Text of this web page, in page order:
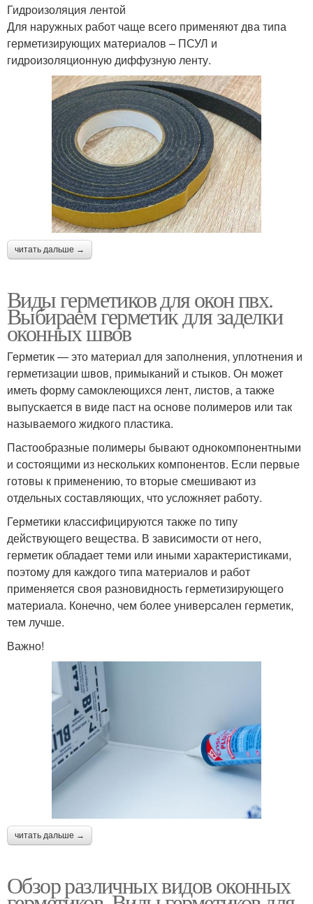
Гидроизоляция лентой
Для наружных работ чаще всего применяют два типа
герметизирующих материалов – ПСУЛ и
гидроизоляционную диффузную ленту.
читать дальше →
Виды герметиков для окон пвх.
Выбираем герметик для заделки
оконных швов
Герметик — это материал для заполнения, уплотнения и
герметизации швов, примыканий и стыков. Он может
иметь форму самоклеющихся лент, листов, а также
выпускается в виде паст на основе полимеров или так
называемого жидкого пластика.
Пастообразные полимеры бывают однокомпонентными
и состоящими из нескольких компонентов. Если первые
готовы к применению, то вторые смешивают из
отдельных составляющих, что усложняет работу.
Герметики классифицируются также по типу
действующего вещества. В зависимости от него,
герметик обладает теми или иными характеристиками,
поэтому для каждого типа материалов и работ
применяется своя разновидность герметизирующего
материала. Конечно, чем более универсален герметик,
тем лучше.
Важно!
читать дальше →
Обзор различных видов оконных